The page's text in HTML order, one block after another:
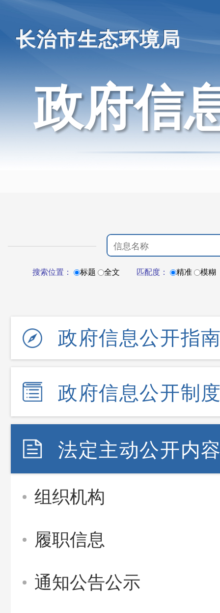
长治市生态环境局
政府信
搜索位置： 标题 全文 匹配度： 精准 模糊
政府信息公开指
政府信息公开制
法定主动公开内
组织机构
履职信息
通知公告公示